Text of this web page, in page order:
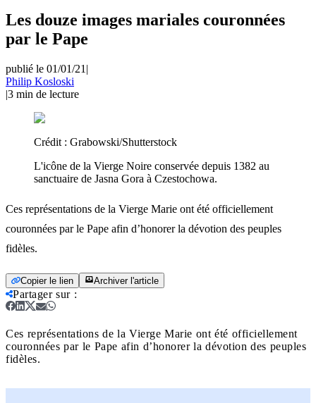
Les douze images mariales couronnées
par le Pape
publié le 01/01/21 |
Philip Kosloski
|3 min de lecture
Crédit : Grabowski/Shutterstock
L'icône de la Vierge Noire conservée depuis 1382 au
sanctuaire de Jasna Gora à Czestochowa.
Ces représentations de la Vierge Marie ont été officiellement
couronnées par le Pape afin d’honorer la dévotion des peuples
fidèles.
Copier le lien Archiver l'article
Partager sur:
Ces représentations de la Vierge Marie ont été officiellement
couronnées par le Pape afin d’honorer la dévotion des peuples
fidèles.